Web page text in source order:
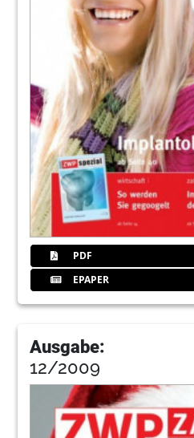
PDF
EPAPER
Ausgabe:
12/2009